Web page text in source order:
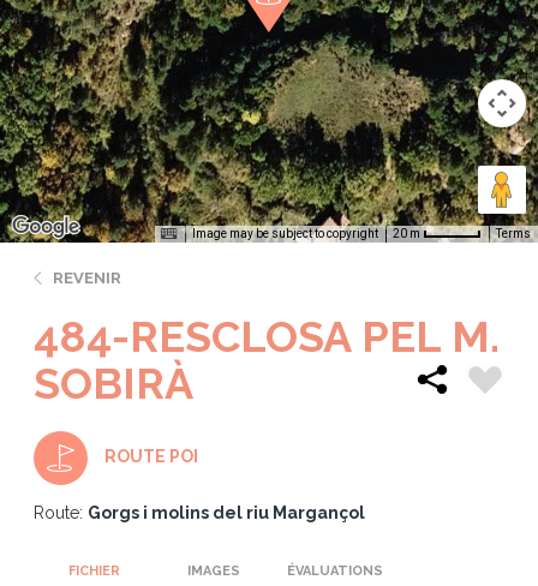
Image may be subject to copyright 20 m Terms
REVENIR
484-RESCLOSA PEL M.
SOBIRÀ
ROUTE POI
Route: Gorgs i molins del riu Margançol
FICHIER IMAGES ÉVALUATIONS